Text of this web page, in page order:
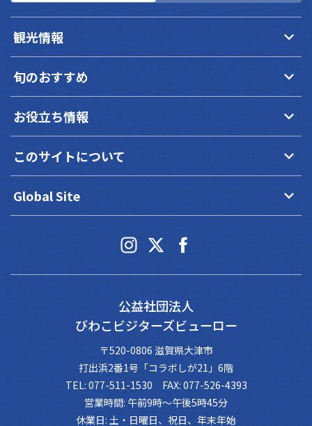
観光情報 keyboard_arrow_down
旬のおすすめ keyboard_arrow_down
お役立ち情報 keyboard_arrow_down
このサイトについて keyboard_arrow_down
Global Site keyboard_arrow_down
公益社団法人
びわこビジターズビューロー
〒520-0806 滋賀県大津市
打出浜2番1号「コラボしが21」6階
TEL: 077-511-1530 FAX: 077-526-4393
営業時間: 午前9時～午後5時45分
休業日: 土・日曜日、祝日、年末年始